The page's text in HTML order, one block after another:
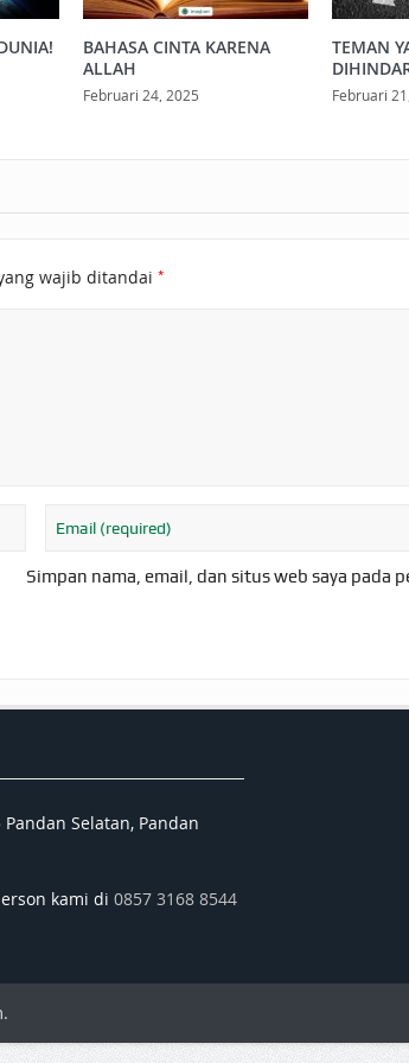
BAHASA CINTA KARENA
ALLAH
Februari 24, 2025
TEMAN
Februari
wajib ditandai *
Simpan nama, email, dan situs web saya pada
Selatan, Pandan
kami di 0857 3168 8544